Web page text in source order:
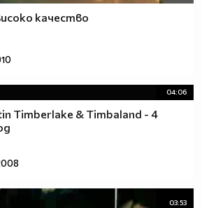
качество
04:06
Timberlake & Timbaland - 4
03:53